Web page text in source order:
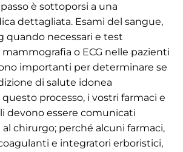
è sottoporsi a una
dettagliata. Esami del sangue,
quando necessari e test
o ECG nelle pazienti
importanti per determinare se
di salute idonea
questo processo, i vostri farmaci e
devono essere comunicati
chirurgo; perché alcuni farmaci,
e integratori erboristici,